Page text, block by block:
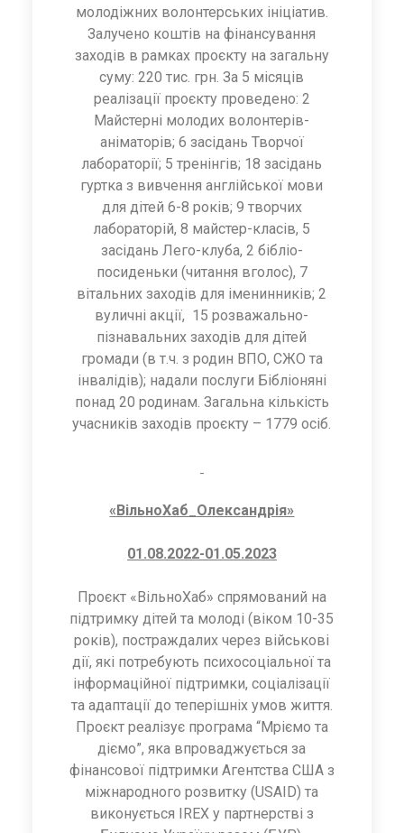
молодіжних волонтерських ініціатив.
Залучено коштів на фінансування
заходів в рамках проєкту на загальну
суму: 220 тис. грн. За 5 місяців
реалізації проєкту проведено: 2
Майстерні молодих волонтерів-
аніматорів; 6 засідань Творчої
лабораторії; 5 тренінгів; 18 засідань
гуртка з вивчення англійської мови
для дітей 6-8 років; 9 творчих
лабораторій, 8 майстер-класів, 5
засідань Лего-клуба, 2 бібліо-
посиденьки (читання вголос), 7
вітальних заходів для іменинників; 2
вуличні акції, 15 розважально-
пізнавальних заходів для дітей
громади (в т.ч. з родин ВПО, СЖО та
інвалідів); надали послуги Бібліоняні
понад 20 родинам. Загальна кількість
учасників заходів проєкту – 1779 осіб.
«ВільноХаб_Олександрія»
01.08.2022-01.05.2023
Проєкт «ВільноХаб» спрямований на
підтримку дітей та молоді (віком 10-35
років), постраждалих через військові
дії, які потребують психосоціальної та
інформаційної підтримки, соціалізації
та адаптації до теперішніх умов життя.
Проєкт реалізує програма “Мріємо та
діємо”, яка впроваджується за
фінансової підтримки Агентства США з
міжнародного розвитку (USAID) та
виконується IREX у партнерстві з